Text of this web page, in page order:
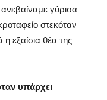
γύρισα
στεκόταν
εξαίσια θέα της
υπάρχει